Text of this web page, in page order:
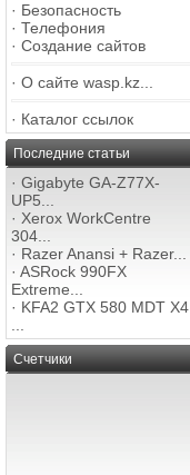
· Безопасность
· Телефония
· Создание сайтов
· О сайте wasp.kz...
· Каталог ссылок
Последние статьи
· Gigabyte GA-Z77X-
UP5...
· Xerox WorkCentre
304...
· Razer Anansi + Razer...
· ASRock 990FX
Extreme...
· KFA2 GTX 580 MDT X4
Счетчики